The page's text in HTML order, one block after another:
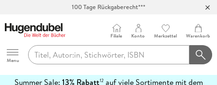
100 Tage Rückgaberecht***
Hugendubel
Menu
Filiale Konto Merkzettel Warenkorb
Summer Sale: 13% Rabatt12auf viele Sortimente mit dem